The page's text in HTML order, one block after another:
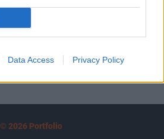
Data Access Privacy Policy
© 2026 Portfolio